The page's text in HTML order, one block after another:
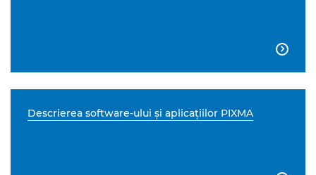

Descrierea software-ului şi aplicaţiilor PIXMA